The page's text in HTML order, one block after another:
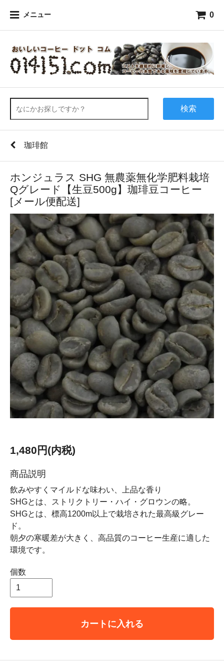
メニュー 0
検索
珈琲館
ホンジュラス SHG 無農薬無化学肥料栽培
Qグレード【生豆500g】珈琲豆コーヒー
[メール便配送]
1,480円(内税)
商品説明
飲みやすくマイルドな味わい、上品な香り
SHGとは、ストリクトリー・ハイ・グロウンの略。
SHGとは、標高1200m以上で栽培された最高級グレー
ド。
朝夕の寒暖差が大きく、高品質のコーヒー生産に適した
環境です。
個数
カートに入れる